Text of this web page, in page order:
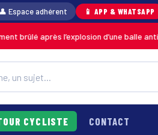
👤 Espace adhérent 📱 APP & WHATSAPP
l’explosion d’une balle antistress
CYCLISTE CONTACT